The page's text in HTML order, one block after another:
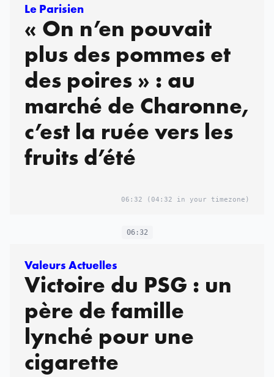
Le Parisien
« On n’en pouvait
plus des pommes et
des poires » : au
marché de Charonne,
c’est la ruée vers les
fruits d’été
06:32 (04:32 in your timezone)
06:32
Valeurs Actuelles
Victoire du PSG : un
père de famille
lynché pour une
cigarette